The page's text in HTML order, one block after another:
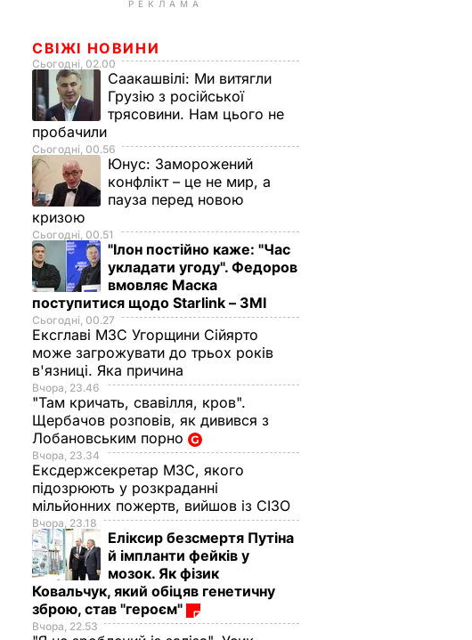
РЕКЛАМА
СВІЖІ НОВИНИ
Сьогодні, 02.00
Саакашвілі: Ми витягли
Грузію з російської
трясовини. Нам цього не
пробачили
Сьогодні, 00.56
Юнус: Заморожений
конфлікт – це не мир, а
пауза перед новою
кризою
Сьогодні, 00.51
"Ілон постійно каже: "Час
укладати угоду". Федоров
вмовляє Маска
поступитися щодо Starlink – ЗМІ
Сьогодні, 00.27
Ексглаві МЗС Угорщини Сійярто
може загрожувати до трьох років
в'язниці. Яка причина
Вчора, 23.46
"Там кричать, свавілля, кров".
Щербачов розповів, як дивився з
Лобановським порно
Вчора, 23.34
Ексдержсекретар МЗС, якого
підозрюють у розкраданні
мільйонних пожертв, вийшов із СІЗО
Вчора, 23.18
Еліксир безсмертя Путіна
й імпланти фейків у
мозок. Як фізик
Ковальчук, який обіцяв генетичну
зброю, став "героєм"
Вчора, 22.53